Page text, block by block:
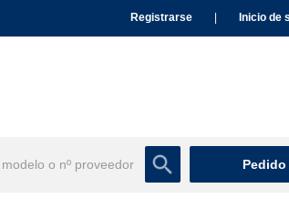
Registrarse Inicio de